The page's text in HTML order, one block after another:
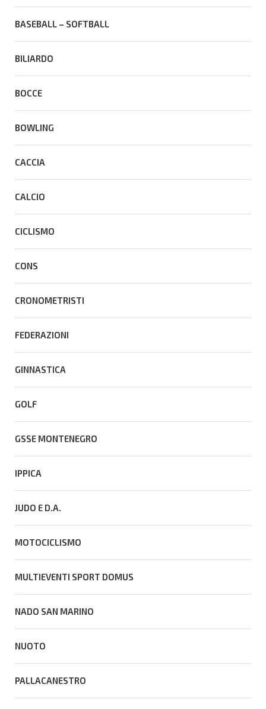
BASEBALL – SOFTBALL
BILIARDO
BOCCE
BOWLING
CACCIA
CALCIO
CICLISMO
CONS
CRONOMETRISTI
FEDERAZIONI
GINNASTICA
GOLF
GSSE MONTENEGRO
IPPICA
JUDO E D.A.
MOTOCICLISMO
MULTIEVENTI SPORT DOMUS
NADO SAN MARINO
NUOTO
PALLACANESTRO